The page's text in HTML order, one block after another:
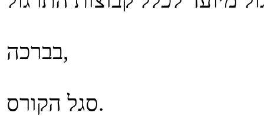
בברכה,
סגל הקורס.